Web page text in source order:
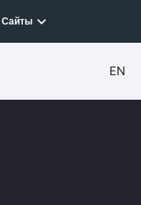
Сайты
EN